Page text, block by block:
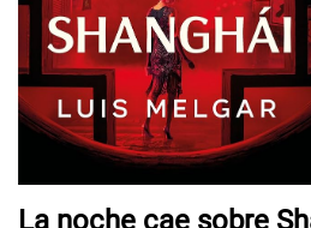
La noche cae sobre